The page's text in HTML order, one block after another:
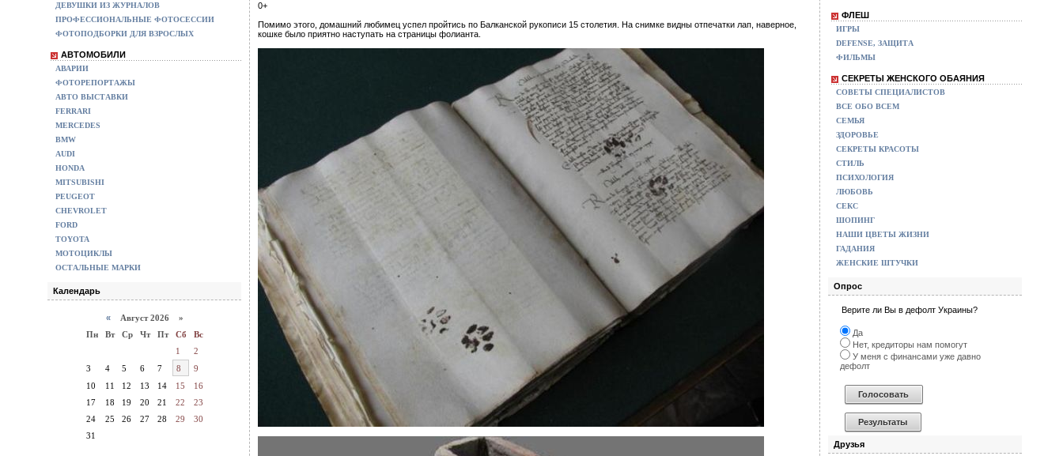
ДЕВУШКИ ИЗ ЖУРНАЛОВ
ПРОФЕССИОНАЛЬНЫЕ ФОТОСЕССИИ
ФОТОПОДБОРКИ ДЛЯ ВЗРОСЛЫХ
АВТОМОБИЛИ
АВАРИИ
ФОТОРЕПОРТАЖЫ
АВТО ВЫСТАВКИ
FERRARI
MERCEDES
BMW
AUDI
HONDA
MITSUBISHI
PEUGEOT
CHEVROLET
FORD
TOYOTA
МОТОЦИКЛЫ
ОСТАЛЬНЫЕ МАРКИ
Календарь
« Август 2026 »
Пн
Вт Ср Чт Пт Сб
Вс
1
2
3
4 5 6 7 8
9
10
11 12 13 14 15
16
17
18 19 20 21 22
23
24
25 26 27 28 29
30
31
0+
Помимо этого, домашний любимец успел пройтись по Балканской рукописи 15 столетия. На снимке видны отпечатки лап, наверное,
кошке было приятно наступать на страницы фолианта.
ФЛЕШ
ИГРЫ
DEFENSE, ЗАЩИТА
ФИЛЬМЫ
СЕКРЕТЫ ЖЕНСКОГО ОБАЯНИЯ
СОВЕТЫ СПЕЦИАЛИСТОВ
ВСЕ ОБО ВСЕМ
СЕМЬЯ
ЗДОРОВЬЕ
СЕКРЕТЫ КРАСОТЫ
СТИЛЬ
ПСИХОЛОГИЯ
ЛЮБОВЬ
СЕКС
ШОПИНГ
НАШИ ЦВЕТЫ ЖИЗНИ
ГАДАНИЯ
ЖЕНСКИЕ ШТУЧКИ
Опрос
Верите ли Вы в дефолт Украины?
Да
Нет, кредиторы нам помогут
У меня с финансами уже давно
дефолт
Друзья